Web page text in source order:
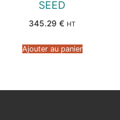
SEED
345.29 € HT
Ajouter au panier